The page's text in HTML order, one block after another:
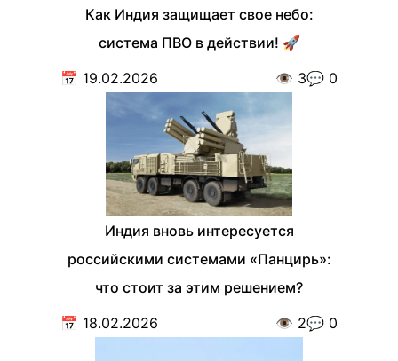
Как Индия защищает свое небо:
система ПВО в действии! 🚀
📅 19.02.2026 👁️ 3💬 0
Индия вновь интересуется
российскими системами «Панцирь»:
что стоит за этим решением?
📅 18.02.2026 👁️ 2💬 0